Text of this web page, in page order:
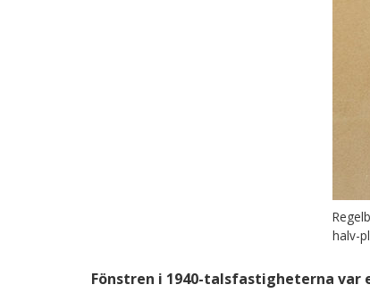
halv-
Fönstren i 1940-talsfastigheterna